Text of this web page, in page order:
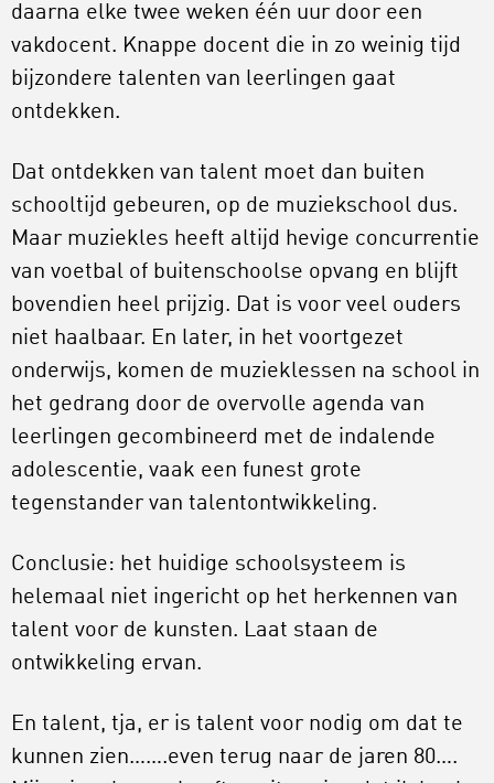
daarna elke twee weken één uur door een
vakdocent. Knappe docent die in zo weinig tijd
bijzondere talenten van leerlingen gaat
ontdekken.
Dat ontdekken van talent moet dan buiten
schooltijd gebeuren, op de muziekschool dus.
Maar muziekles heeft altijd hevige concurrentie
van voetbal of buitenschoolse opvang en blijft
bovendien heel prijzig. Dat is voor veel ouders
niet haalbaar. En later, in het voortgezet
onderwijs, komen de muzieklessen na school in
het gedrang door de overvolle agenda van
leerlingen gecombineerd met de indalende
adolescentie, vaak een funest grote
tegenstander van talentontwikkeling.
Conclusie: het huidige schoolsysteem is
helemaal niet ingericht op het herkennen van
talent voor de kunsten. Laat staan de
ontwikkeling ervan.
En talent, tja, er is talent voor nodig om dat te
kunnen zien…….even terug naar de jaren 80….